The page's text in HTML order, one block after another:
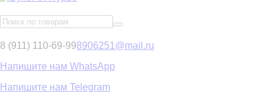
8 (911) 110-69-998906251@mail.ru
Напишите нам WhatsApp
Напишите нам Telegram